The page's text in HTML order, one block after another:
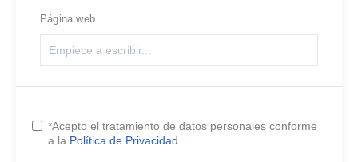
Página web
*Acepto el tratamiento de datos personales conforme
a la Política de Privacidad